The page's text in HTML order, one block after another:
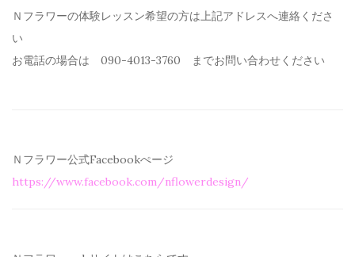
Ｎフラワーの体験レッスン希望の方は上記アドレスへ連絡くださ
い
お電話の場合は 090-4013-3760 までお問い合わせください
Ｎフラワー公式Facebookぺージ
https://www.facebook.com/nflowerdesign/